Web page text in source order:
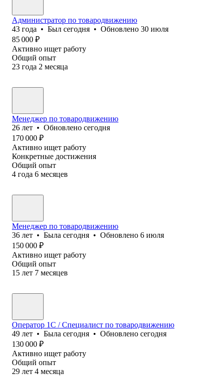
Администратор по товародвижению
43 года • Был сегодня • Обновлено 30 июля
85 000 ₽
Активно ищет работу
Общий опыт
23 года 2 месяца
Менеджер по товародвижению
26 лет • Обновлено сегодня
170 000 ₽
Активно ищет работу
Конкретные достижения
Общий опыт
4 года 6 месяцев
Менеджер по товародвижению
36 лет • Была сегодня • Обновлено 6 июля
150 000 ₽
Активно ищет работу
Общий опыт
15 лет 7 месяцев
Оператор 1C / Специалист по товародвижению
49 лет • Была сегодня • Обновлено сегодня
130 000 ₽
Активно ищет работу
Общий опыт
29 лет 4 месяца